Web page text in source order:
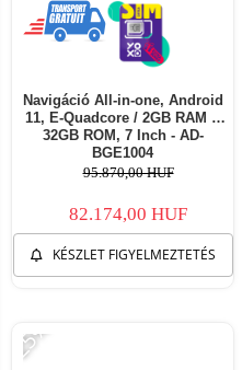
Navigáció All-in-one, Android
11, E-Quadcore / 2GB RAM +
32GB ROM, 7 Inch - AD-
BGE1004
95.870,00 HUF
82.174,00 HUF
KÉSZLET FIGYELMEZTETÉS
-25%